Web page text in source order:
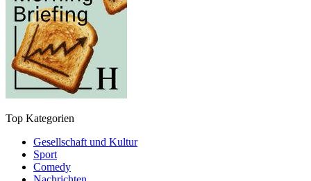
Top Kategorien
Gesellschaft und Kultur
Sport
Comedy